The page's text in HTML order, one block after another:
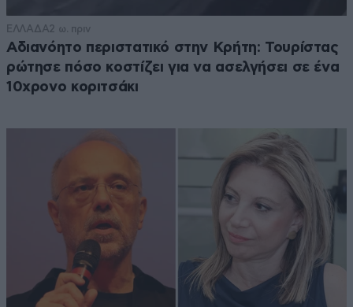
ΕΛΛΑΔΑ2 ω. πριν
Αδιανόητο περιστατικό στην Κρήτη: Τουρίστας
ρώτησε πόσο κοστίζει για να ασελγήσει σε ένα
10χρονο κοριτσάκι